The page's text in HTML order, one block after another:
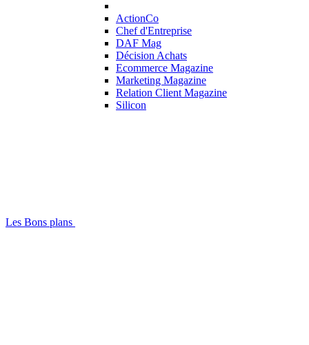
ActionCo
Chef d'Entreprise
DAF Mag
Décision Achats
Ecommerce Magazine
Marketing Magazine
Relation Client Magazine
Silicon
Les Bons plans